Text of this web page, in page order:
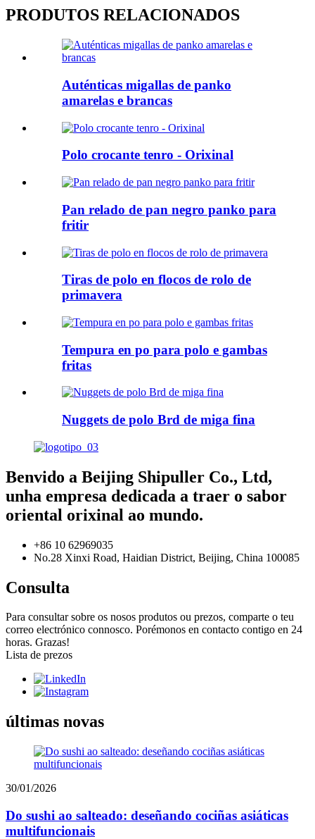
PRODUTOS RELACIONADOS
Auténticas migallas de panko
amarelas e brancas
Polo crocante tenro - Orixinal
Pan relado de pan negro panko para
fritir
Tiras de polo en flocos de rolo de
primavera
Tempura en po para polo e gambas
fritas
Nuggets de polo Brd de miga fina
Benvido a Beijing Shipuller Co., Ltd,
unha empresa dedicada a traer o sabor
oriental orixinal ao mundo.
+86 10 62969035
No.28 Xinxi Road, Haidian District, Beijing, China 100085
Consulta
Para consultar sobre os nosos produtos ou prezos, comparte o teu
correo electrónico connosco. Porémonos en contacto contigo en 24
horas. Grazas!
Lista de prezos
últimas novas
30/01/2026
Do sushi ao salteado: deseñando cociñas asiáticas
multifuncionais